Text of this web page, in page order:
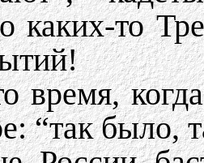
каких-то
время,
“так было,